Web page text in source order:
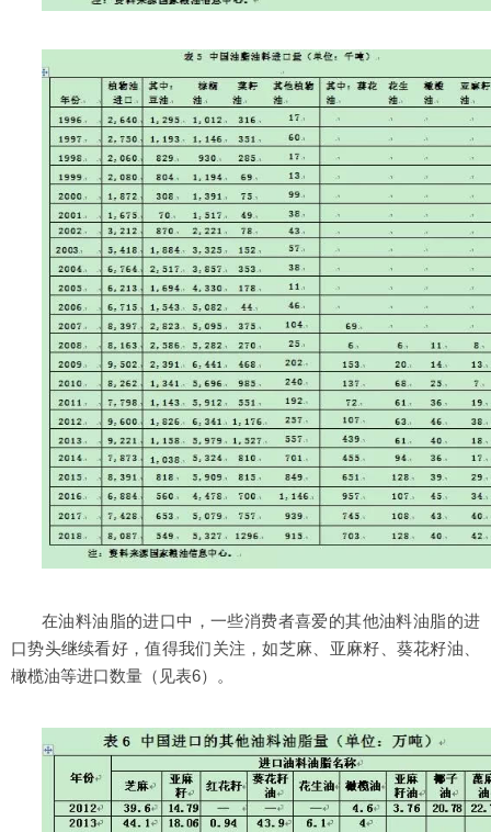
在油料油脂的进口中，一些消费者喜爱的其他油料油脂的进
口势头继续看好，值得我们关注，如芝麻、亚麻籽、葵花籽油、
橄榄油等进口数量（见表6）。